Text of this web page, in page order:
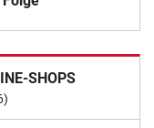
SHOPS